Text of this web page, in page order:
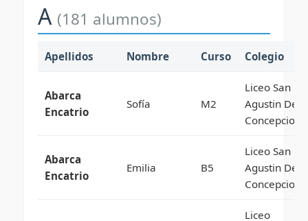
A (181 alumnos)
Apellidos Nombre Curso Colegio
Abarca
Encatrio
Sofía M2
Liceo San
Agustin De
Concepcion
Abarca
Encatrio
Emilia B5
Liceo San
Agustin De
Concepcion
Liceo